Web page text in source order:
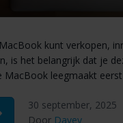
kunt verkopen,
is het belangrijk dat je
MacBook leegmaakt
en instellingen” is
30 september, 2025
Door Davey